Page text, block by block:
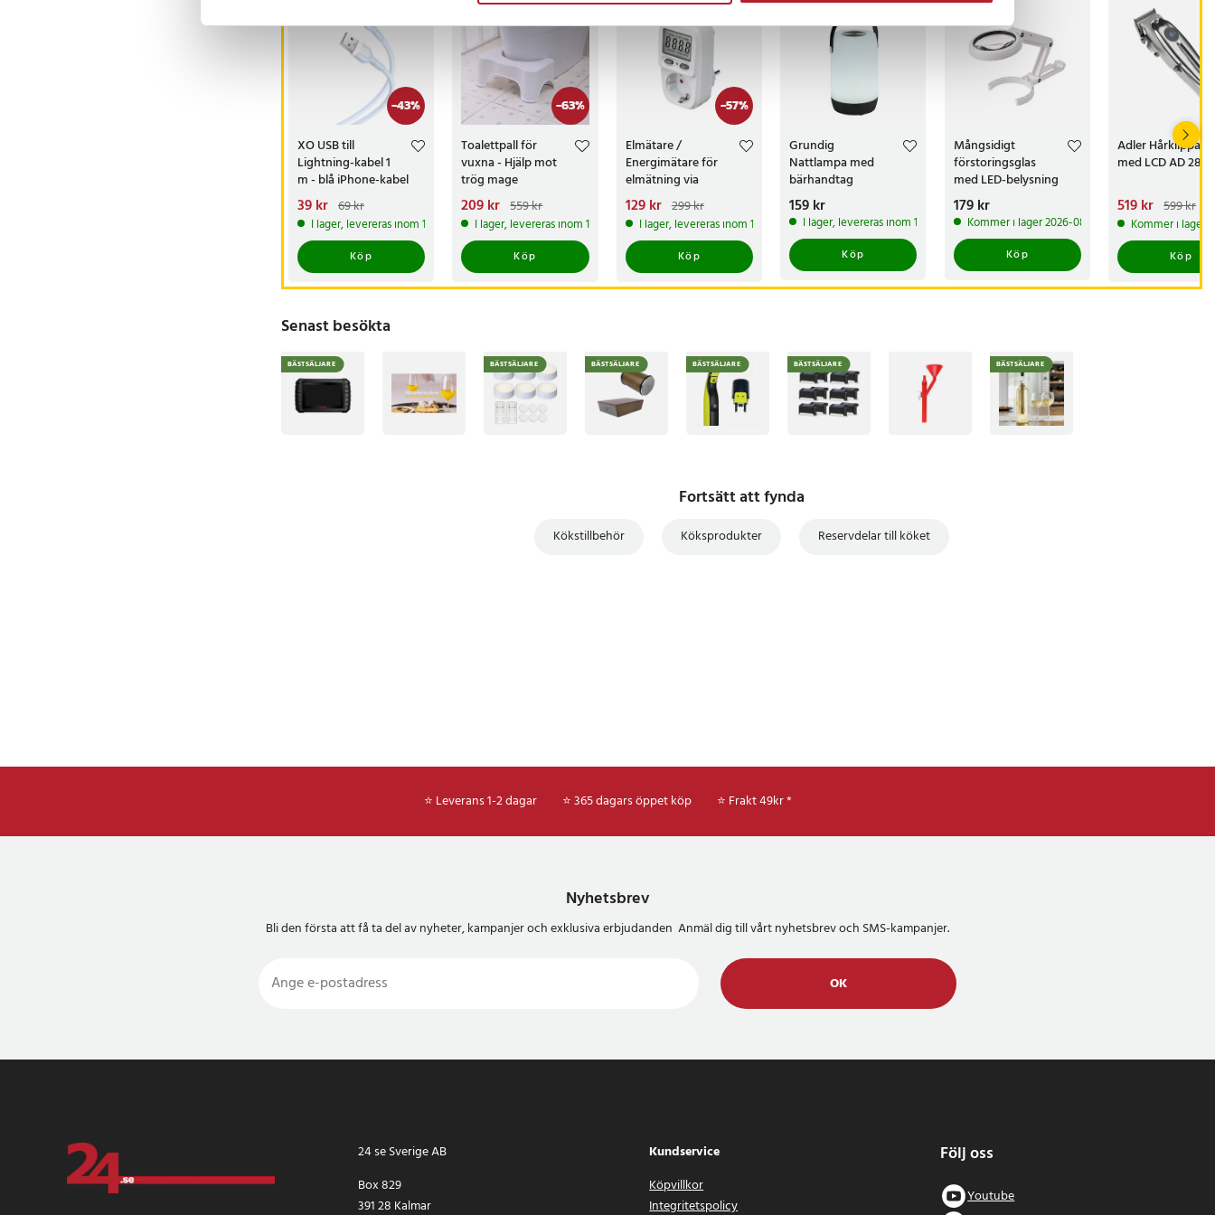
-43%
XO USB till
Lightning-kabel 1
m - blå iPhone-kabel
för laddning och
dataöverföring
Nuvarande pris
39 krTidigare pris:69 kr
39 kr 69 kr
I lager, levereras inom 1-2 vardagar
Köp
-63%
BÄSTSÄLJARE
Toalettpall för
vuxna - Hjälp mot
trög mage
Nuvarande pris
209 krTidigare pris:
559 kr
209 kr 559 kr
I lager, levereras inom 1-2 vardagar
Köp
-57%
Elmätare /
Energimätare för
elmätning via
vägguttag
Nuvarande pris
129 krTidigare pris:
299 kr
129 kr 299 kr
I lager, levereras inom 1-2 vardagar
Köp
Grundig
Nattlampa med
bärhandtag
Pris :159 kr
159 kr
I lager, levereras inom 1-2 vardagar
Köp
Mångsidigt
förstoringsglas
med LED-belysning
och vikbar design
Pris :179 kr
179 kr
Kommer i lager 2026-08-21
Köp
Adler Hårklippare
med LCD AD 2831
Nuvarande pris
519 krTidigare
599 kr
519 kr 599 kr
Kommer i lager
Köp
Senast besökta
BÄSTSÄLJARE BÄSTSÄLJARE BÄSTSÄLJARE BÄSTSÄLJARE BÄSTSÄLJARE BÄSTSÄLJARE
Fortsätt att fynda
Kökstillbehör Köksprodukter Reservdelar till köket
⭐ Leverans 1-2 dagar ⭐ 365 dagars öppet köp ⭐ Frakt 49kr *
Nyhetsbrev
Bli den första att få ta del av nyheter, kampanjer och exklusiva erbjudanden Anmäl dig till vårt nyhetsbrev och SMS-kampanjer.
OK
24 se Sverige AB
Box 829
391 28 Kalmar
Kundservice
Köpvillkor
Integritetspolicy
Följ oss
Youtube